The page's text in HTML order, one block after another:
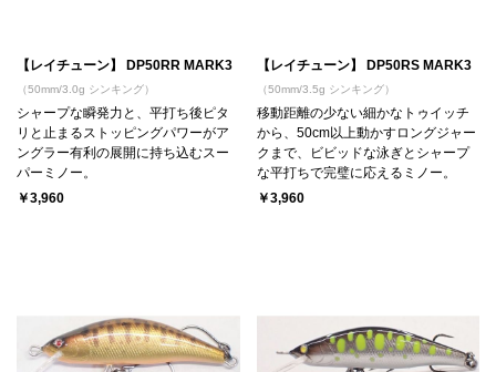
【レイチューン】 DP50RR MARK3
（50mm/3.0g シンキング）
シャープな瞬発力と、平打ち後ピタ
リと止まるストッピングパワーがア
ングラー有利の展開に持ち込むスー
パーミノー。
￥3,960
【レイチューン】 DP50RS MARK3
（50mm/3.5g シンキング）
移動距離の少ない細かなトゥイッチ
から、50cm以上動かすロングジャー
クまで、ビビッドな泳ぎとシャープ
な平打ちで完璧に応えるミノー。
￥3,960